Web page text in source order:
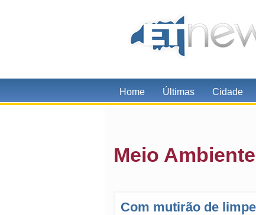
Home Últimas Cidade
Meio Ambiente
Com mutirão de